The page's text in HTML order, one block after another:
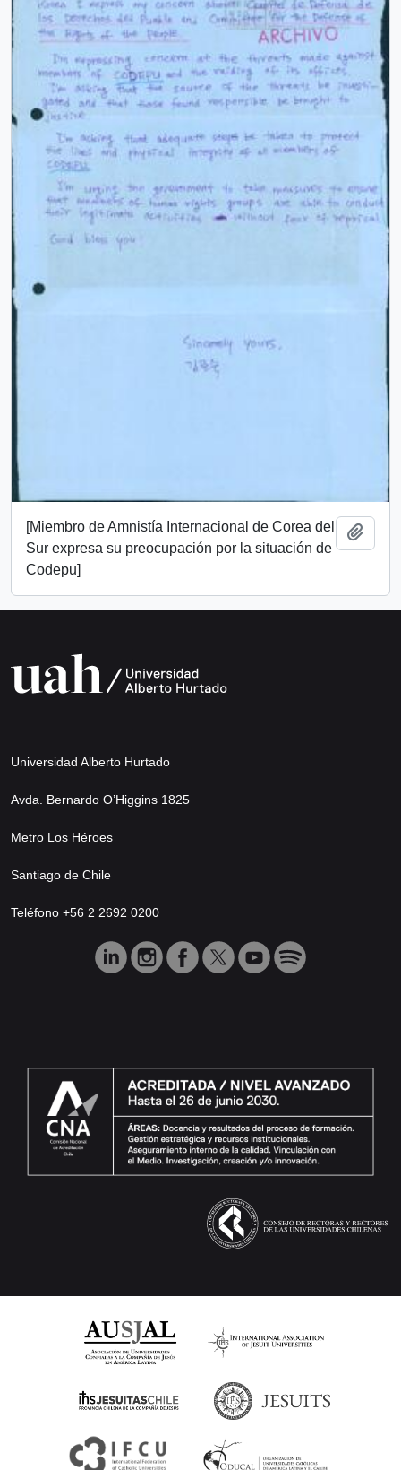
[Miembro de Amnistía Internacional de Corea del
Sur expresa su preocupación por la situación de
Codepu]
Universidad Alberto Hurtado
Avda. Bernardo O’Higgins 1825
Metro Los Héroes
Santiago de Chile
Teléfono +56 2 2692 0200